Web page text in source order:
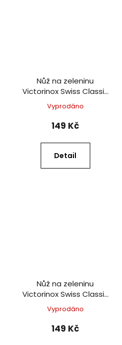
Nůž na zeleninu
Victorinox Swiss Classic
8 cm fialový
Vyprodáno
149 Kč
Detail
Nůž na zeleninu
Victorinox Swiss Classic
8 cm žlutý
Vyprodáno
149 Kč